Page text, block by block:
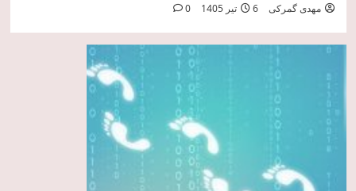
مهدی گمرکی 6 تیر 1405 0